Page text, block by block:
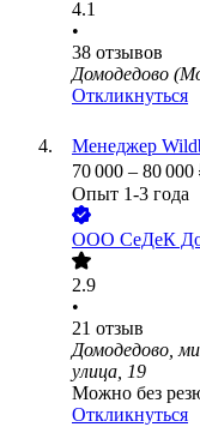
4.1
•
38 отзывов
Домодедово
Откликнуться
Менеджер
70 000 – 80 000
Опыт 1-3 года
ООО СеДеК
2.9
•
21 отзыв
Домодедово,
улица, 19
Можно без
Откликнуться